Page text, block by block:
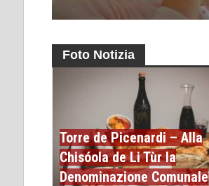
Foto Notizia
Torre de Picenardi – Alla
Chisóola de Li Tùr la
Denominazione Comunale